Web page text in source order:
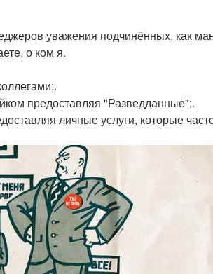
уважения подчинённых, как
о ком я.
предоставляя "Разведданные";.
личные услуги, которые